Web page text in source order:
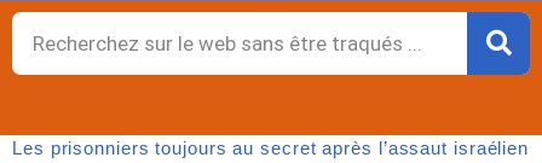
Rechercher
Les prisonniers toujours au secret après l’assaut israélien